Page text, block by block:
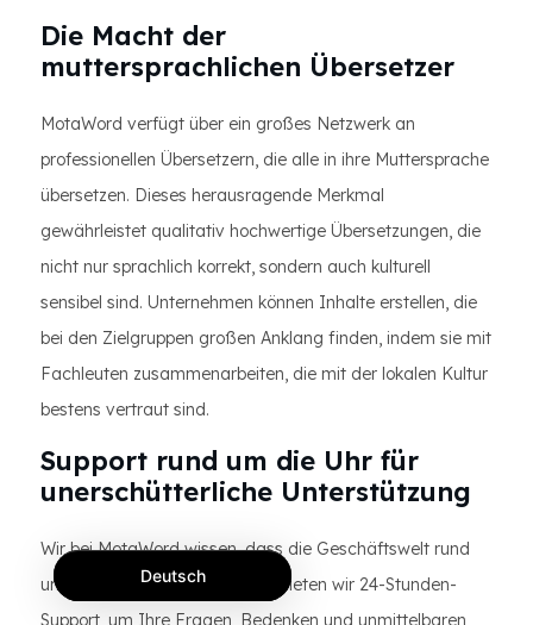
Die Macht der
muttersprachlichen Übersetzer
MotaWord verfügt über ein großes Netzwerk an
professionellen Übersetzern, die alle in ihre Muttersprache
übersetzen. Dieses herausragende Merkmal
gewährleistet qualitativ hochwertige Übersetzungen, die
nicht nur sprachlich korrekt, sondern auch kulturell
sensibel sind. Unternehmen können Inhalte erstellen, die
bei den Zielgruppen großen Anklang finden, indem sie mit
Fachleuten zusammenarbeiten, die mit der lokalen Kultur
bestens vertraut sind.
Support rund um die Uhr für
unerschütterliche Unterstützung
Wir bei MotaWord wissen, dass die Geschäftswelt rund
um die Uhr funktioniert. Daher bieten wir 24-Stunden-
Support, um Ihre Fragen, Bedenken und unmittelbaren
Deutsch